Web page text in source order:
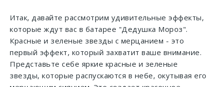
Итак, давайте рассмотрим удивительные эффекты,
которые ждут вас в батарее "Дедушка Мороз".
Красные и зеленые звезды с мерцанием - это
первый эффект, который захватит ваше внимание.
Представьте себе яркие красные и зеленые
звезды, которые распускаются в небе, окутывая его